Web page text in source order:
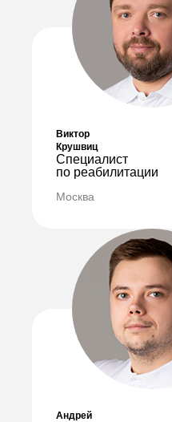
Виктор
Крушвиц
Специалист
по реабилитации
Москва
Андрей